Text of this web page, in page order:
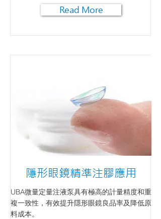
Read More
隱形眼鏡精準注膠應用
UBA微量定量注液泵具有極高的計量精度和重
複一致性，有效提升隱形眼鏡良品率及降低原
料成本。